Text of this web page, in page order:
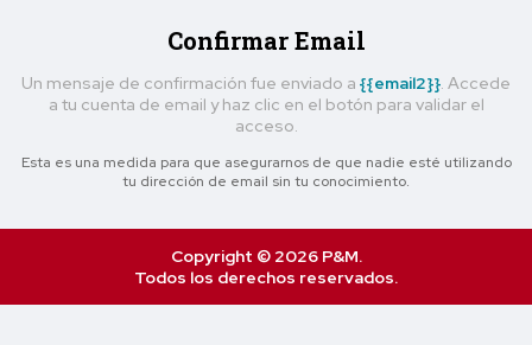
Confirmar Email
Un mensaje de confirmación fue enviado a {{email2}}. Accede
a tu cuenta de email y haz clic en el botón para validar el
acceso.
Esta es una medida para que asegurarnos de que nadie esté utilizando
tu dirección de email sin tu conocimiento.
Copyright © 2026 P&M.
Todos los derechos reservados.